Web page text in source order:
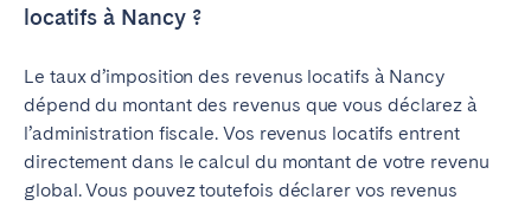
locatifs à Nancy ?
Le taux d’imposition des revenus locatifs à Nancy
dépend du montant des revenus que vous déclarez à
l’administration fiscale. Vos revenus locatifs entrent
directement dans le calcul du montant de votre revenu
global. Vous pouvez toutefois déclarer vos revenus